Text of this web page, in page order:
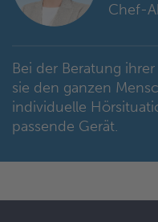
Chef-
Bei der Beratung
sie den ganzen
individuelle
passende Gerät.